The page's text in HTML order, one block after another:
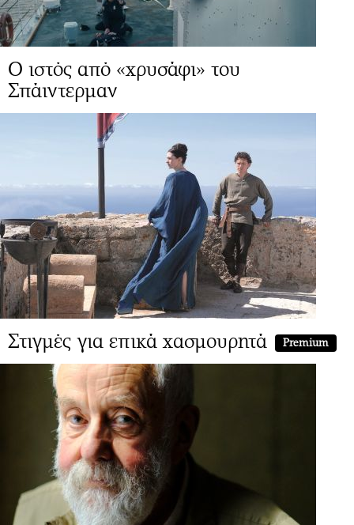
Ο ιστός από «χρυσάφι» του
Σπάιντερμαν
Στιγμές για επικά χασμουρητά Premium